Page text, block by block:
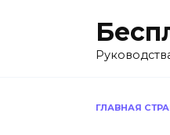
ГЛАВНАЯ